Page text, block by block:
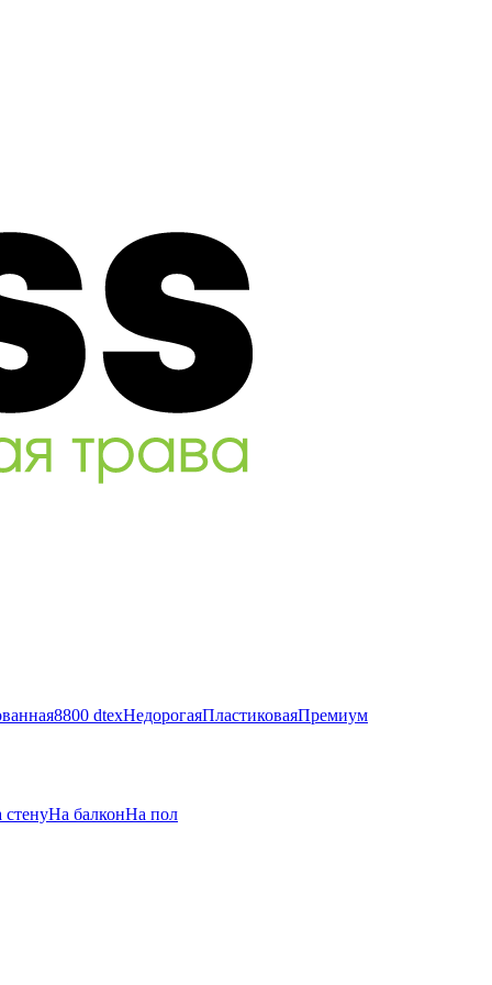
8800 dtexНедорогаяПластиковаяПремиум
стенуНа балконНа пол